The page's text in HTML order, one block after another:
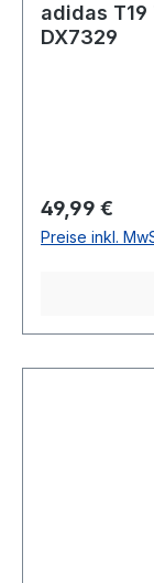
adidas
DX7329
Regulärer
49,99 €
Preise inkl.